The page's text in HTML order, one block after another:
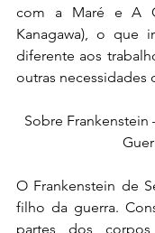
com a Maré e A
Kanagawa), o que
diferente aos
outras necessidades
Sobre Frankenstein
O Frankenstein de
filho da guerra.
partes dos